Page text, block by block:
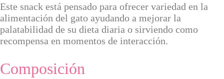
Este snack está pensado para ofrecer variedad en la
alimentación del gato ayudando a mejorar la
palatabilidad de su dieta diaria o sirviendo como
recompensa en momentos de interacción.
Composición